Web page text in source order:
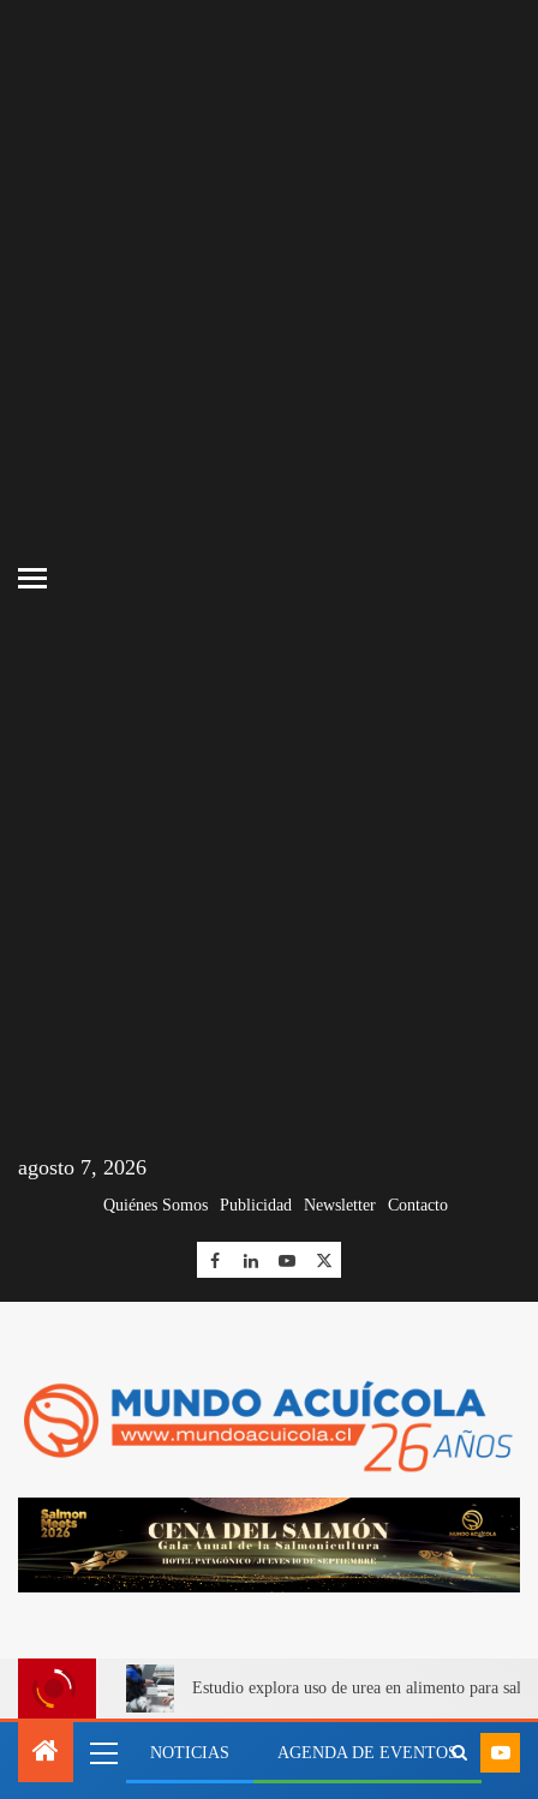
agosto 7, 2026
Quiénes Somos Publicidad Newsletter Contacto
Estudio explora uso de urea en alimento para
NOTICIAS AGENDA DE EVENTOS